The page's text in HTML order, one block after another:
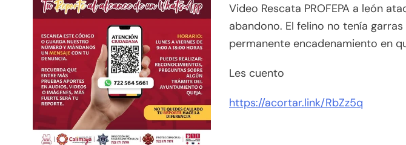
Video Rescata PROFEPA a león
abandono. El felino no tenía
permanente encadenamiento en
Les cuento
https://acortar.link/RbZz5q